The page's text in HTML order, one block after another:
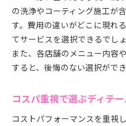
の洗浄やコーティング施工が
す。費用の違いがどこに現れ
てサービスを選択できるでしょ
また、各店舗のメニュー内容
すると、後悔のない選択ができ
コスパ重視で選ぶディテ
コストパフォーマンスを重視